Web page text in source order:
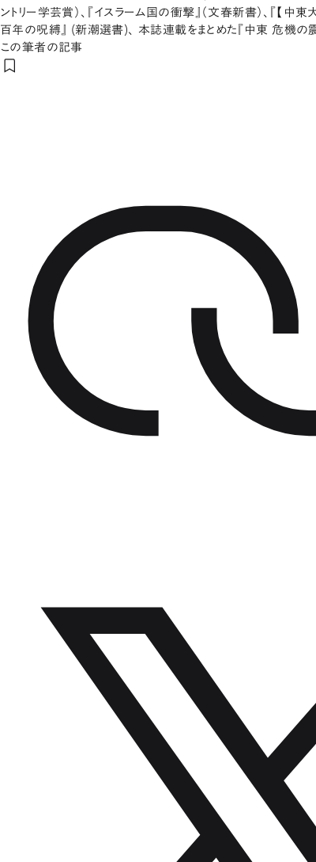
ントリー学芸賞）、『イスラーム国の衝撃』（文春新書）、『【中
百年の呪縛』 (新潮選書)、 本誌連載をまとめた『中東 危機の震
この筆者の記事